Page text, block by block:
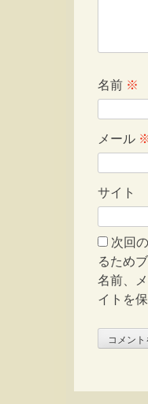
名前 ※
メール
サイト
次回
るため
名前、
イトを